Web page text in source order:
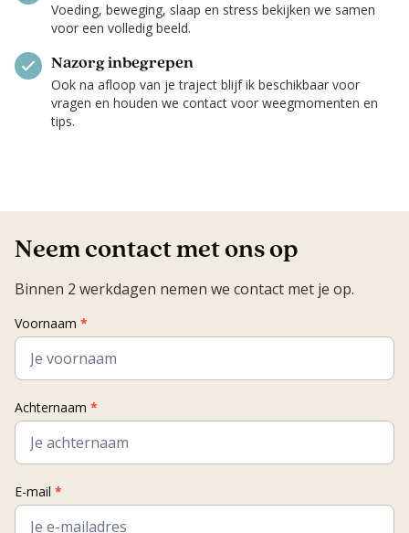
Voeding, beweging, slaap en stress bekijken we samen
voor een volledig beeld.
Nazorg inbegrepen
Ook na afloop van je traject blijf ik beschikbaar voor
vragen en houden we contact voor weegmomenten en
tips.
Neem contact met ons op
Binnen 2 werkdagen nemen we contact met je op.
Contact
Coach
Voornaam *
Achternaam *
E-mail *